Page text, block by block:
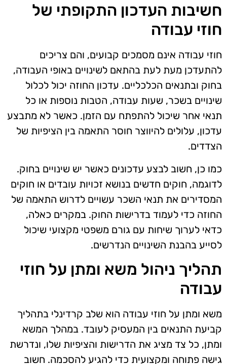
חשיבות העדכון התקופתי של
חוזי עבודה
חוזי עבודה אינם מסמכים קבועים, והם צריכים
להתעדכן מעת לעת בהתאם לשינויים באופי העבודה,
בחוק ובתנאים הכלכליים. עדכון החוזה יכול לכלול
שינויים בשכר, שעות עבודה, הטבות נוספות או כל
תנאי אחר שיכול להתפתח עם הזמן. כאשר לא מתבצע
עדכון, עלולים להיווצר חוסר התאמה בין הציפיות של
הצדדים.
כמו כן, חשוב לבצע עדכונים כאשר יש שינויים בחוק.
לדוגמה, חוקים חדשים בנושא זכויות עובדים או חוקים
המסדירים את תנאי השכר עשויים לדרוש התאמה של
החוזה כדי לעמוד בדרישות החוק. במקרים כאלה,
כדאי לערוך שיחות עם גורם משפטי מקצועי שיכול
לסייע בהבנת השינויים הנדרשים.
תהליך ניהול משא ומתן על חוזי
עבודה
משא ומתן על חוזי עבודה הוא שלב קרדינלי בתהליך
קביעת התנאים בין המעסיק לעובד. במהלך המשא
ומתן, כל צד מציג את הדרישות והציפיות שלו, ונדרשת
גישה פתוחה ומקצועית כדי להגיע להסכמה. חשוב